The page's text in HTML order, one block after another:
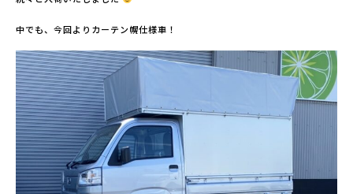
中でも、今回よりカーテン幌仕様車！